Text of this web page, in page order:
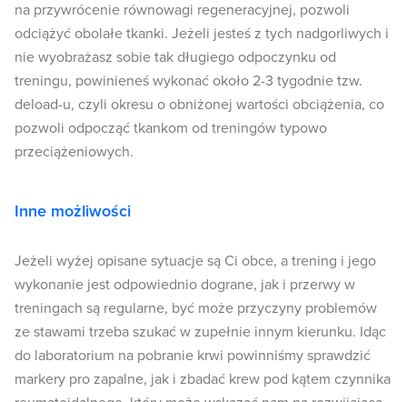
na przywrócenie równowagi regeneracyjnej, pozwoli
odciążyć obolałe tkanki. Jeżeli jesteś z tych nadgorliwych i
nie wyobrażasz sobie tak długiego odpoczynku od
treningu, powinieneś wykonać około 2-3 tygodnie tzw.
deload-u, czyli okresu o obniżonej wartości obciążenia, co
pozwoli odpocząć tkankom od treningów typowo
przeciążeniowych.
Inne możliwości
Jeżeli wyżej opisane sytuacje są Ci obce, a trening i jego
wykonanie jest odpowiednio dograne, jak i przerwy w
treningach są regularne, być może przyczyny problemów
ze stawami trzeba szukać w zupełnie innym kierunku. Idąc
do laboratorium na pobranie krwi powinniśmy sprawdzić
markery pro zapalne, jak i zbadać krew pod kątem czynnika